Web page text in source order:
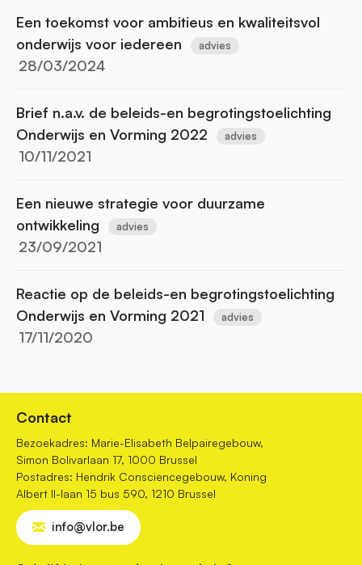
Een toekomst voor ambitieus en kwaliteitsvol
onderwijs voor iedereen
advies
28/03/2024
Brief n.a.v. de beleids-en begrotingstoelichting
Onderwijs en Vorming 2022
advies
10/11/2021
Een nieuwe strategie voor duurzame
ontwikkeling
advies
23/09/2021
Reactie op de beleids-en begrotingstoelichting
Onderwijs en Vorming 2021
advies
17/11/2020
Contact
Bezoekadres: Marie-Elisabeth Belpairegebouw,
Simon Bolivarlaan 17, 1000 Brussel
Postadres: Hendrik Consciencegebouw, Koning
Albert II-laan 15 bus 590, 1210 Brussel
info@vlor.be